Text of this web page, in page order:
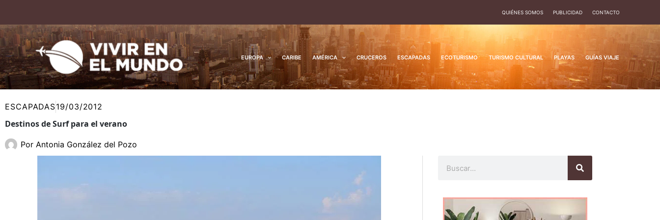
contenido
QUIÉNES SOMOS PUBLICIDAD CONTACTO
EUROPA CARIBE AMÉRICA CRUCEROS ESCAPADAS ECOTURISMO TURISMO CULTURAL PLAYAS GUÍAS VIAJE
ESCAPADAS19/03/2012
Destinos de Surf para el verano
Por Antonia González del Pozo